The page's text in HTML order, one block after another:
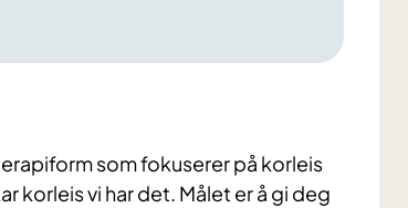
som fokuserer på korleis
korleis vi har det. Målet er å gi deg